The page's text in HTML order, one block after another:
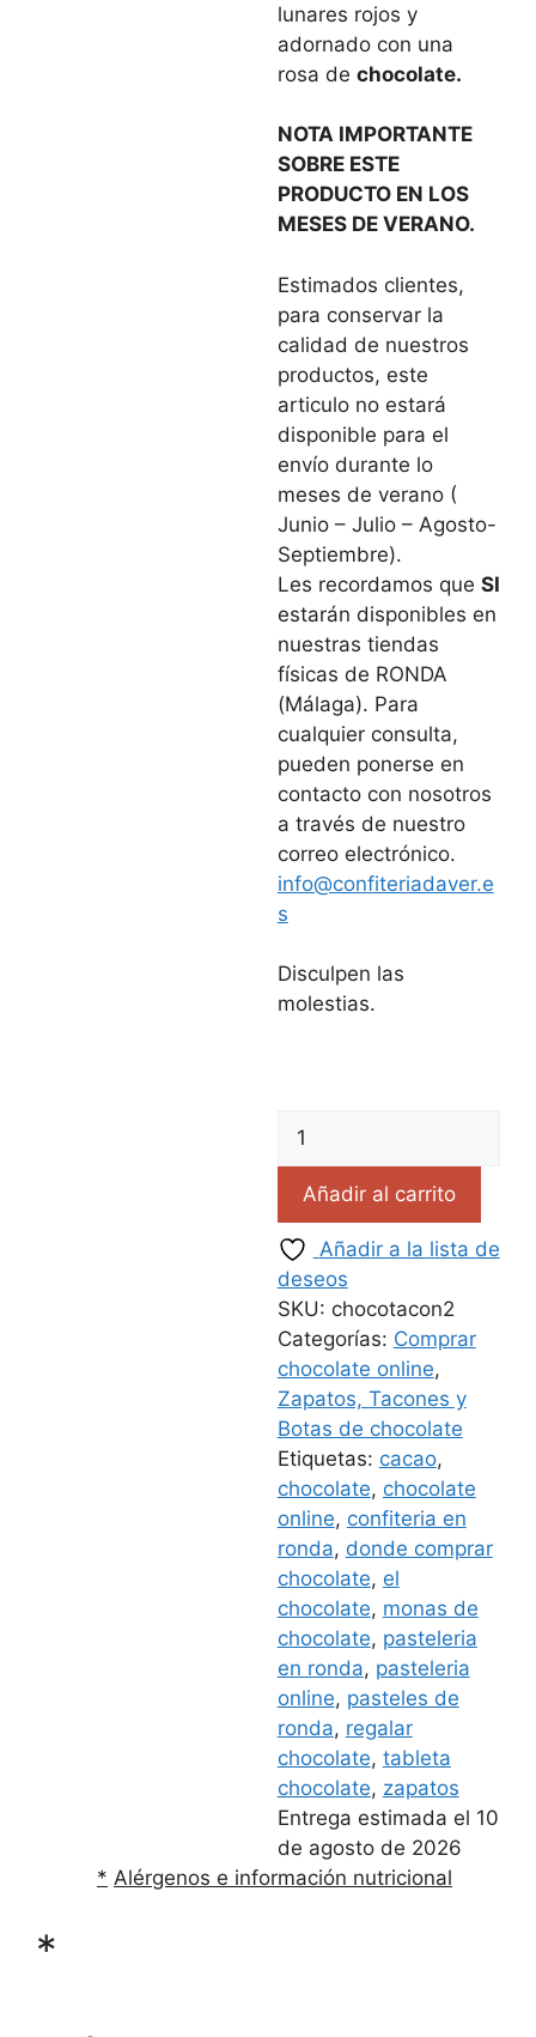
lunares rojos y
adornado con una
rosa de chocolate.
NOTA IMPORTANTE
SOBRE ESTE
PRODUCTO EN LOS
MESES DE VERANO.
Estimados clientes,
para conservar la
calidad de nuestros
productos, este
articulo no estará
disponible para el
envío durante lo
meses de verano (
Junio – Julio – Agosto-
Septiembre).
Les recordamos que SI
estarán disponibles en
nuestras tiendas
físicas de RONDA
(Málaga). Para
cualquier consulta,
pueden ponerse en
contacto con nosotros
a través de nuestro
correo electrónico.
info@confiteriadaver.e
s
Disculpen las
molestias.
Añadir al carrito
Añadir a la lista de
deseos
SKU: chocotacon2
Categorías: Comprar
chocolate online,
Zapatos, Tacones y
Botas de chocolate
Etiquetas: cacao,
chocolate, chocolate
online, confiteria en
ronda, donde comprar
chocolate, el
chocolate, monas de
chocolate, pasteleria
en ronda, pasteleria
online, pasteles de
ronda, regalar
chocolate, tableta
chocolate, zapatos
Entrega estimada el 10
de agosto de 2026
* Alérgenos e información nutricional
*